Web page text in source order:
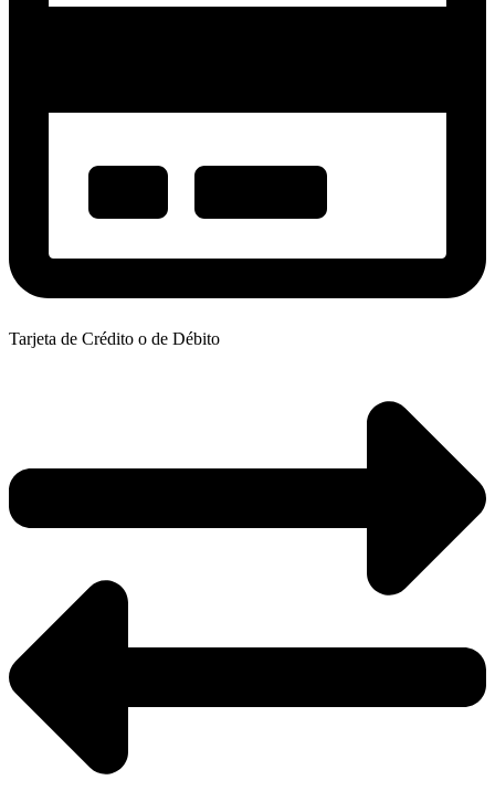
Tarjeta de Crédito o de Débito